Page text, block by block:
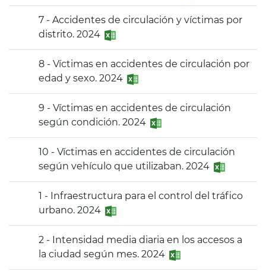
7 - Accidentes de circulación y víctimas por
distrito. 2024
8 - Víctimas en accidentes de circulación por
edad y sexo. 2024
9 - Víctimas en accidentes de circulación
según condición. 2024
10 - Víctimas en accidentes de circulación
según vehículo que utilizaban. 2024
1 - Infraestructura para el control del tráfico
urbano. 2024
2 - Intensidad media diaria en los accesos a
la ciudad según mes. 2024